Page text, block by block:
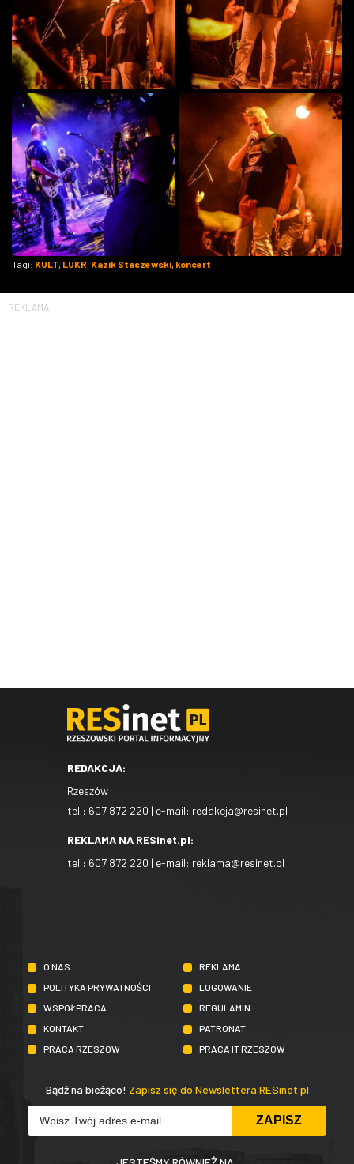
Tagi: KULT LUKR Kazik Staszewski koncert
REKLAMA
REDAKCJA:
Rzeszów
tel.: 607 872 220 | e-mail: redakcja@resinet.pl
REKLAMA NA RESinet.pl:
tel.: 607 872 220 | e-mail: reklama@resinet.pl
O NAS
REKLAMA
POLITYKA PRYWATNOŚCI
LOGOWANIE
WSPÓŁPRACA
REGULAMIN
KONTAKT
PATRONAT
PRACA RZESZÓW
PRACA IT RZESZÓW
Bądź na bieżąco! Zapisz się do Newslettera RESinet.pl